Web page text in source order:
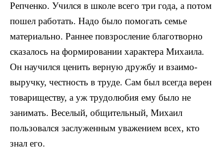
Реп­ченко. Учился в школе всего три года, а потом
пошел работать. На­до было помогать семье
материаль­но. Раннее повзросление благо­творно
сказалось на формировании характера Михаила.
Он научился ценить верную дружбу и взаимо­
выручку, честность в труде. Сам был всегда верен
товариществу, а уж трудолюбия ему было не
зани­мать. Веселый, общительный, Ми­хаил
пользовался заслуженным уважением всех, кто
знал его.